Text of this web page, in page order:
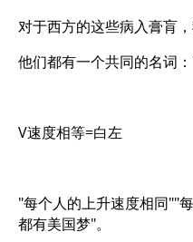
对于西方的这些病入膏肓
他们都有一个共同的名词：
V速度相等=白左
"每个人的上升速度相同""
都有美国梦"。